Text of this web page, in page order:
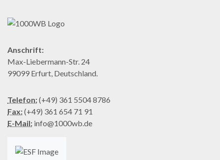
Anschrift:
Max-Liebermann-Str. 24
99099 Erfurt, Deutschland.
Telefon:(+49) 361 5504 8786
Fax:(+49) 361 654 71 91
E-Mail: info@1000wb.de